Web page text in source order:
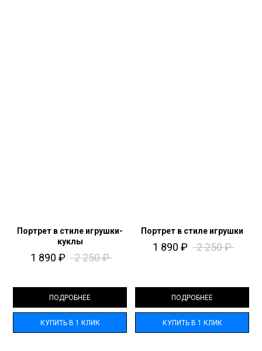
Портрет в стиле игрушки-
куклы
1 890 ₽ 2 250₽
ПОДРОБНЕЕ
КУПИТЬ В 1 КЛИК
Портрет в стиле игрушки
1 890 ₽ 2 250₽
ПОДРОБНЕЕ
КУПИТЬ В 1 КЛИК